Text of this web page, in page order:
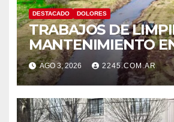
DESTACADO DOLORES
TRABAJOS DE
MANTENIMIENTO
CANAL LA PICASA
AGO 3, 2026 2245.COM.AR